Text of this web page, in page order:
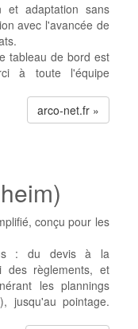
et adaptation sans
avec l'avancée de
tableau de bord est
à toute l'équipe
arco-net.fr »
conçu pour les
: du devis à la
des règlements, et
les plannings
jusqu'au pointage.